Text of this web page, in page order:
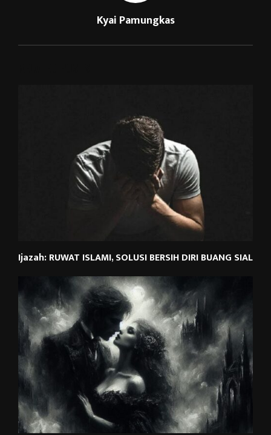
Kyai Pamungkas
Ijazah: RUWAT ISLAMI, SOLUSI BERSIH DIRI BUANG SIAL